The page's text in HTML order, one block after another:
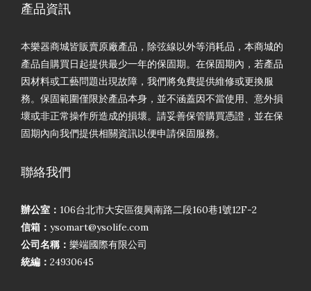
產品資訊
本樂器商城皆販賣原廠產品，除弦線以外等消耗品，本商城的
產品自購買日起提供最少一年的保固期。在保固期內，若產品
因材料或工藝問題出現故障，我們將免費提供維修或更換服
務。保固範圍僅限於產品本身，並不涵蓋因不當使用、意外損
壞或非正常操作所造成的損壞。請妥善保管購買憑證，並在保
固期內向我們提供相關資訊以便申請保固服務。
聯絡我們
辦公室： 106台北市大安區復興南路二段160巷1號12F-2
信箱： ysomart@ysolife.com
公司名稱： 樂端國際有限公司
統編： 24930645